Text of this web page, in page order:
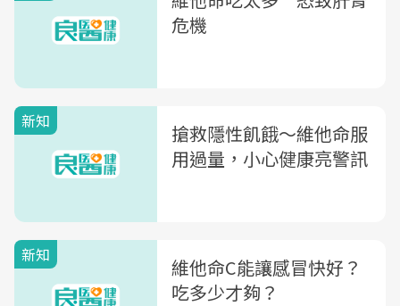
危機
新知
搶救隱性飢餓～維他命服
用過量，小心健康亮警訊
新知
維他命C能讓感冒快好？
吃多少才夠？